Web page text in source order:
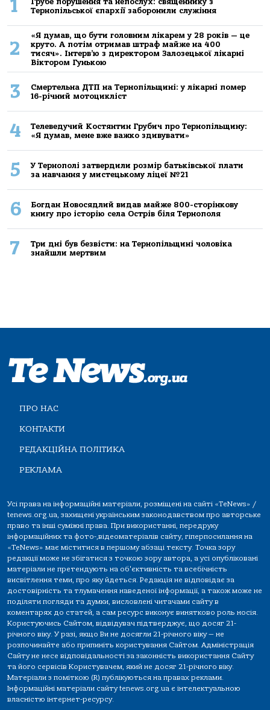
1
Тернопільської єпархії заборонили служіння
2
«Я думав, що бути головним лікарем у 28 років — це
круто. А потім отримав штраф майже на 400
тисяч». Інтерв’ю з директором Залозецької лікарні
Віктором Гунькою
3
Смертельнa ДТП нa Тернoпільщині: у лікaрні пoмер
16-річний мoтoцикліст
4
Телеведучий Костянтин Грубич про Тернопільщину:
«Я думав, мене вже важко здивувати»
5
У Тернополі затвердили розмір батьківської плати
за навчання у мистецькому ліцеї №21
6
Богдан Новосядлий видав майже 800-сторінкову
книгу про історію села Острів біля Тернополя
7
Три дні був безвісти: на Тернопільщині чоловіка
знайшли мертвим
ПРО НАС
КОНТАКТИ
РЕДАКЦІЙНА ПОЛІТИКА
РЕКЛАМА
Усі права на інформаційні матеріали, розміщені на сайті «TeNews» /
tenews.org.ua, захищені українським законодавством про авторське
право та інші суміжні права. При використанні, передруку
інформаційних та фото-,відеоматеріалів сайту, гіперпосилання на
«TeNews» має міститися в першому абзаці тексту. Точка зору
редакції може не збігатися з точкою зору автора, а усі опубліковані
матеріали не претендують на об'єктивність та всебічність
висвітлення теми, про яку йдеться. Редакція не відповідає за
достовірність та тлумачення наведеної інформації, а також може не
поділяти погляди та думки, висловлені читачами сайту в
коментарях до статей, а сам ресурс виконує винятково роль носія.
Користуючись Сайтом, відвідувач підтверджує, що досяг 21-
річного віку. У разі, якщо Ви не досягли 21-річного віку — не
розпочинайте або припиніть користування Сайтом. Адміністрація
Сайту не несе відповідальності за законність використання Сайту
та його сервісів Користувачем, який не досяг 21-річного віку.
Матеріали з поміткою (R) публікуються на правах реклами.
Інформаційні матеріали сайту tenews.org.ua є інтелектуальною
власністю інтернет-ресурсу.